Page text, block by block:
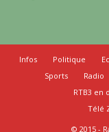
Infos Politique
Sports
Radio
RTB3 en
Télé
© 2015 -